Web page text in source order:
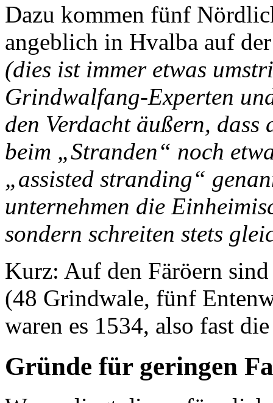
Dazu kommen fünf
angeblich in Hvalba auf
(dies ist immer etwas
Grindwalfang-Experten
den Verdacht äußern,
beim „Stranden“ noch
„assisted stranding“
unternehmen die
sondern schreiten stets
Kurz: Auf den Färöern
(48 Grindwale, fünf
waren es 1534, also fast
Gründe für geringen